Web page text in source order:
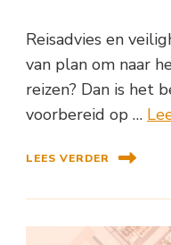
Reisadvies en
van plan om naar
reizen? Dan is het
voorbereid op …
LEES VERDER